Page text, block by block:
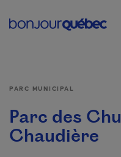
PARC MUNICIPAL
Parc des
Chaudière